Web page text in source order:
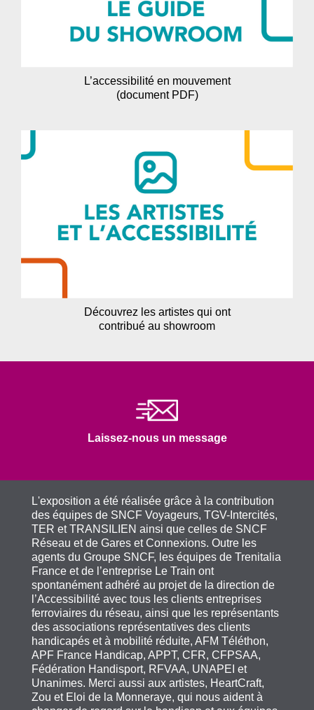
L’accessibilité en mouvement
(document PDF)
Découvrez les artistes qui ont
contribué au showroom
Laissez-nous un message
L'exposition a été réalisée grâce à la contribution
des équipes de SNCF Voyageurs, TGV-Intercités,
TER et TRANSILIEN ainsi que celles de SNCF
Réseau et de Gares et Connexions. Outre les
agents du Groupe SNCF, les équipes de Trenitalia
France et de l’entreprise Le Train ont
spontanément adhéré au projet de la direction de
l’Accessibilité avec tous les clients entreprises
ferroviaires du réseau, ainsi que les représentants
des associations représentatives des clients
handicapés et à mobilité réduite, AFM Téléthon,
APF France Handicap, APPT, CFR, CFPSAA,
Fédération Handisport, RFVAA, UNAPEI et
Unanimes. Merci aussi aux artistes, HeartCraft,
Zou et Eloi de la Monneraye, qui nous aident à